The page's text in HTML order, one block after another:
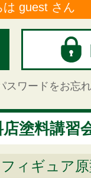
は guest さん
スワードをお忘
塗料講習
ィギュア